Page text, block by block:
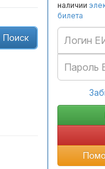
наличии
билета
Поиск